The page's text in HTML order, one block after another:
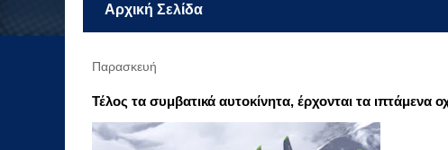
Αρχική Σελίδα
Παρασκευή
Τέλος τα συμβατικά αυτοκίνητα, έρχονται τα ιπτάμενα